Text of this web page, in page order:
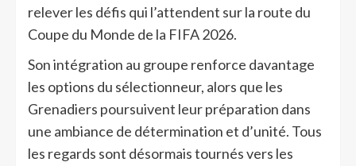
relever les défis qui l’attendent sur la route du
Coupe du Monde de la FIFA 2026.
Son intégration au groupe renforce davantage
les options du sélectionneur, alors que les
Grenadiers poursuivent leur préparation dans
une ambiance de détermination et d’unité. Tous
les regards sont désormais tournés vers les